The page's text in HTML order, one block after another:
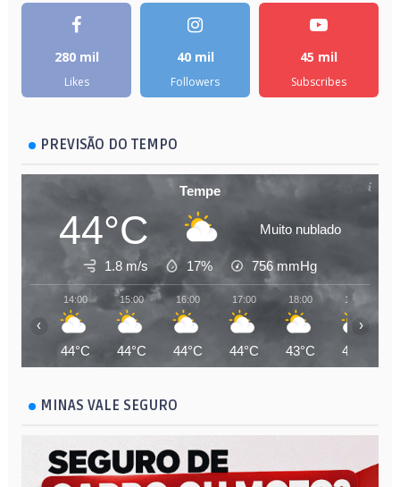
280 mil
Likes
40 mil
Followers
45 mil
Subscribes
PREVISÃO DO TEMPO
Tempe
44°C Muito nublado
1.8 m/s 17% 756 mmHg
14:00
44°C
15:00
44°C
16:00
44°C
17:00
44°C
18:00
43°C
19:00
43°C
‹ ›
MINAS VALE SEGURO